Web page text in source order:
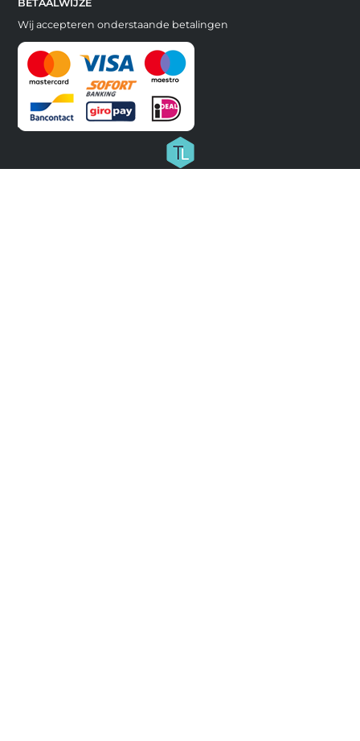
BETAALWIJZE
Wij accepteren onderstaande betalingen